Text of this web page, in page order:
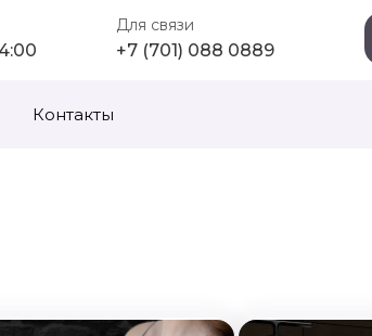
Для связи
+7 (701) 088 0889
Контакты